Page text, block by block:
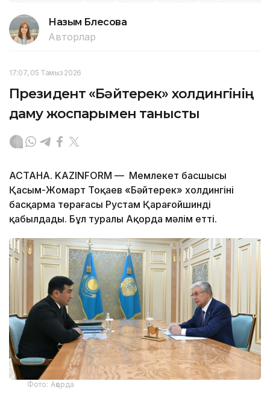
Назым Бөлесова
Авторлар
17:07, 05 Тамыз 2026
Президент «Бәйтерек» холдингінің
даму жоспарымен танысты
АСТАНА. KAZINFORM — Мемлекет басшысы
Қасым-Жомарт Тоқаев «Бәйтерек» холдингінің
басқарма төрағасы Рустам Қарағойшинді
қабылдады. Бұл туралы Ақорда мәлім етті.
Фото: Ақорда